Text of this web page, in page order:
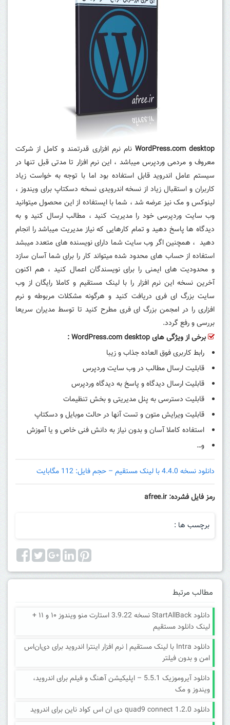
WordPress.com desktop نام نرم افزاری قدرتمند و کامل از شرکت
معروف و مردمی وردپرس میباشد ، این نرم افزار تا مدتی قبل تنها در
سیستم عامل اندروید قابل استفاده بود اما با توجه به خواست زیاد
کاربران و استقبال زیاد از نسخه اندرویدی نسخه دسکتاپ برای ویندوز ،
لینوکس و مک نیز عرضه شد ، شما با ایستفاده از این محصول میتوانید
وب سایت وردپرسی خود را مدیریت کنید ، مطالب ارسال کنید و به
دیدگاه ها پاسخ دهید و تمام کارهایی که نیاز مدیریت میباشد را انجام
دهید ، همچنین اگر وب سایت شما دارای نویسنده های متعدد میبشد
استفاده از حساب های محدود شده میتواند کار را برای شما آسان سازد
و محدودیت های ایمنی را برای نویسندگان اعمال کنید ، هم اکنون
آخرین نسخه این نرم افزار را با لینک مستقیم و کاملا رایگان از وب
سایت بزرگ ای فری دریافت کنید و هرگونه مشکلات مربوطه و نرم
افزاری را در امجمن بزرگ ای فری مطرح کنید تا توسط مدیران سریعا
بررسی و رفع گردد.
برخی از ویژگی هایWordPress.com desktop
:
رابط کاربری فوق العاده جذاب و زیبا
قابلیت ارسال مطالب در وب سایت وردپرس
قابلیت ارسال دیدگاه و پاسخ به دیدگاه وردپرس
قابلیت دسترسی به پنل مدیریتی و بخش تنظیمات
قابلیت ویرایش متون و تست آنها در حالت موبایل و دسکتاپ
استفاده کاملا آسان و بدون نیاز به دانش فنی خاص و یا آموزش
و…
دانلود نسخه 4.4.0 با لینک مستقیم – حجم فایل: 112 مگابایت
رمز فایل فشرده: afree.ir
برچسب ها :
مطالب مرتبط
دانلود StartAllBack نسخه 3.9.22 استارت منو ویندوز ۱۰ و ۱۱ +
لینک دانلود مستقیم
دانلود Intra با لینک مستقیم | نرم افزار اینترا اندروید برای دی‌ان‌اس
امن و بدون فیلتر
دانلود آیروموزیک 5.5.1 – اپلیکیشن آهنگ و فیلم برای اندروید،
ویندوز و مک
دانلود quad9 connect 1.2.0 دی ان اس کواد ناین برای اندروید